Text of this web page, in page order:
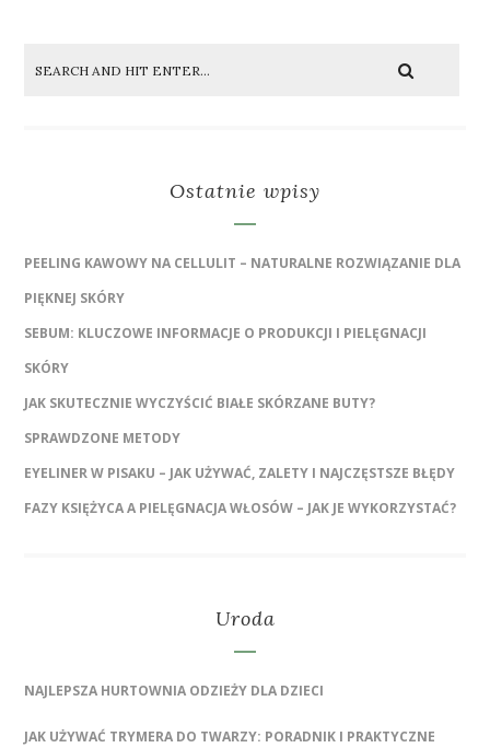
Ostatnie wpisy
PEELING KAWOWY NA CELLULIT – NATURALNE ROZWIĄZANIE DLA
PIĘKNEJ SKÓRY
SEBUM: KLUCZOWE INFORMACJE O PRODUKCJI I PIELĘGNACJI
SKÓRY
JAK SKUTECZNIE WYCZYŚCIĆ BIAŁE SKÓRZANE BUTY?
SPRAWDZONE METODY
EYELINER W PISAKU – JAK UŻYWAĆ, ZALETY I NAJCZĘSTSZE BŁĘDY
FAZY KSIĘŻYCA A PIELĘGNACJA WŁOSÓW – JAK JE WYKORZYSTAĆ?
Uroda
NAJLEPSZA HURTOWNIA ODZIEŻY DLA DZIECI
JAK UŻYWAĆ TRYMERA DO TWARZY: PORADNIK I PRAKTYCZNE